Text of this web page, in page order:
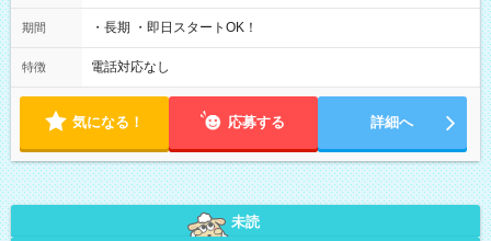
期間 ・長期 ・即日スタートOK！
特徴 電話対応なし
気になる！ 応募する 詳細へ
未読